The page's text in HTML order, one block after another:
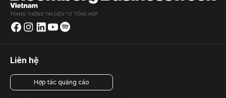
Liên hệ
Hợp tác quảng cáo